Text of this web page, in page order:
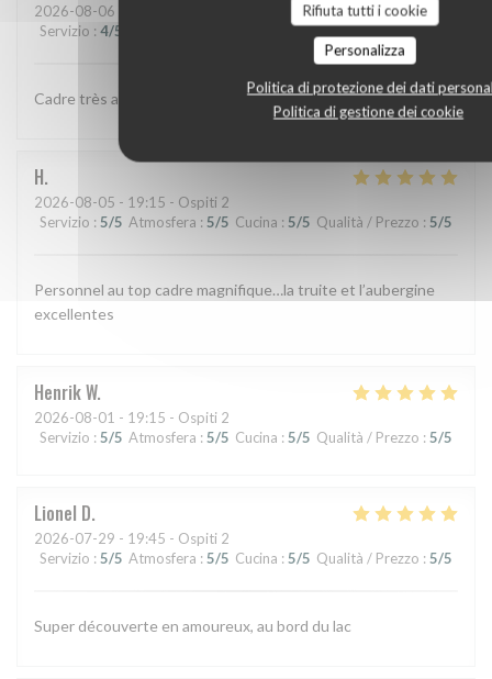
Rifiuta tutti i cookie
Personalizza
Politica di protezione dei dati
Politica di gestione dei cookie
2026-08-06
Servizio : 4/5 4/5 Qualità / Prezzo:4
Cadre très agréable, terrasse à ras du lac, plage privative
H
2026-08-05 - 19:15 - Ospiti 2
Servizio : 5/5 Atmosfera : 5/5 Cucina : 5/5 Qualità / Prezzo : 5/5
Personnel au top cadre magnifique…la truite et l’aubergine
excellentes
HenrikW
2026-08-01 - 19:15 - Ospiti 2
Servizio : 5/5 Atmosfera : 5/5 Cucina : 5/5 Qualità / Prezzo : 5/5
Lionel D
2026-07-29 - 19:45 - Ospiti 2
Servizio : 5/5 Atmosfera : 5/5 Cucina : 5/5 Qualità / Prezzo : 5/5
Super découverte en amoureux, au bord du lac